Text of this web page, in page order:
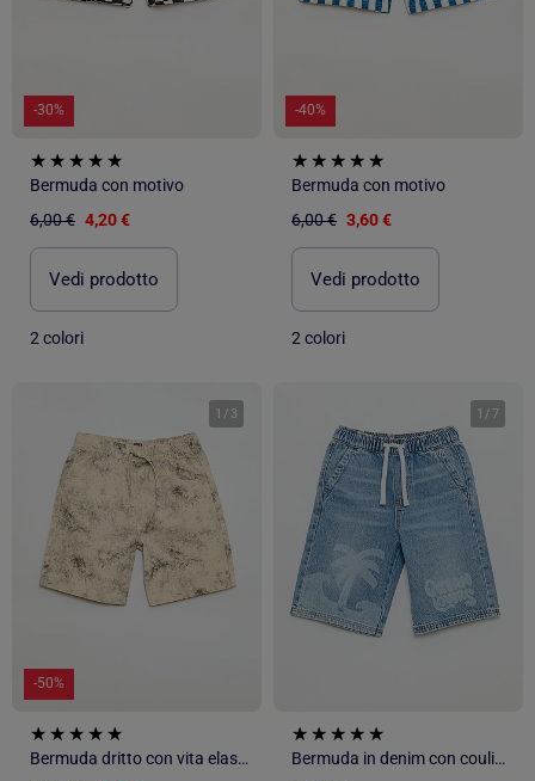
-30%
Bermuda con motivo
6,00 € 4,20 €
Vedi prodotto
2 colori
-40%
Bermuda con motivo
6,00 € 3,60 €
Vedi prodotto
2 colori
1 / 3
-50%
Bermuda dritto con vita elasticizzata
1 / 7
Bermuda in denim con coulisse